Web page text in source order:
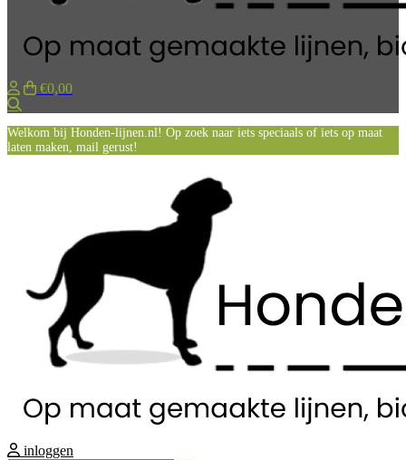
€0,00
Welkom bij Honden-lijnen.nl! Op zoek naar iets speciaals of iets op maat
laten maken, mail gerust!
inloggen